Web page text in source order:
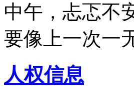
中午，忐忑不
要像上一次一
人权信息